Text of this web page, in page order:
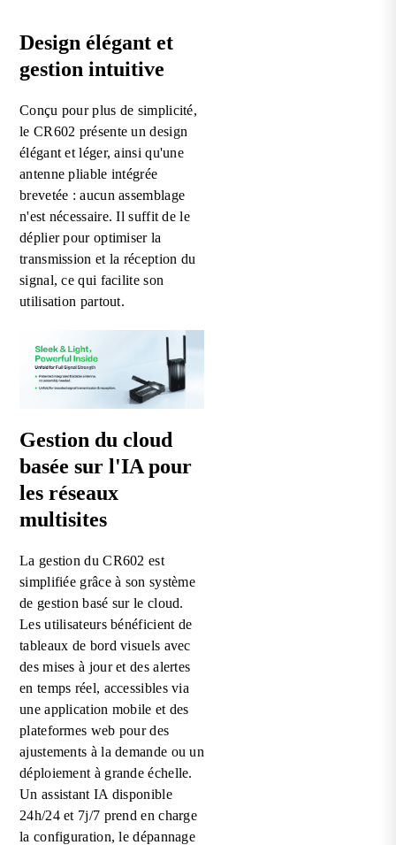
Design élégant et
gestion intuitive
Conçu pour plus de simplicité,
le CR602 présente un design
élégant et léger, ainsi qu'une
antenne pliable intégrée
brevetée : aucun assemblage
n'est nécessaire. Il suffit de le
déplier pour optimiser la
transmission et la réception du
signal, ce qui facilite son
utilisation partout.
Gestion du cloud
basée sur l'IA pour
les réseaux
multisites
La gestion du CR602 est
simplifiée grâce à son système
de gestion basé sur le cloud.
Les utilisateurs bénéficient de
tableaux de bord visuels avec
des mises à jour et des alertes
en temps réel, accessibles via
une application mobile et des
plateformes web pour des
ajustements à la demande ou un
déploiement à grande échelle.
Un assistant IA disponible
24h/24 et 7j/7 prend en charge
la configuration, le dépannage